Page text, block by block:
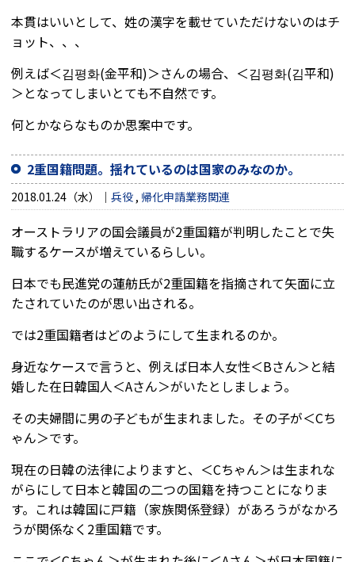
本貫はいいとして、姓の漢字を載せていただけないのはチ
ョット、、、
例えば＜김평화(金平和)＞さんの場合、＜김평화(김平和)
＞となってしまいとても不自然です。
何とかならなものか思案中です。
2重国籍問題。揺れているのは国家のみなのか。
2018.01.24（水） 兵役 , 帰化申請業務関連
オーストラリアの国会議員が2重国籍が判明したことで失
職するケースが増えているらしい。
日本でも民進党の蓮舫氏が2重国籍を指摘されて矢面に立
たされていたのが思い出される。
では2重国籍者はどのようにして生まれるのか。
身近なケースで言うと、例えば日本人女性＜Bさん＞と結
婚した在日韓国人＜Aさん＞がいたとしましょう。
その夫婦間に男の子どもが生まれました。その子が＜Cち
ゃん＞です。
現在の日韓の法律によりますと、＜Cちゃん＞は生まれな
がらにして日本と韓国の二つの国籍を持つことになりま
す。これは韓国に戸籍（家族関係登録）があろうがなかろ
うが関係なく2重国籍です。